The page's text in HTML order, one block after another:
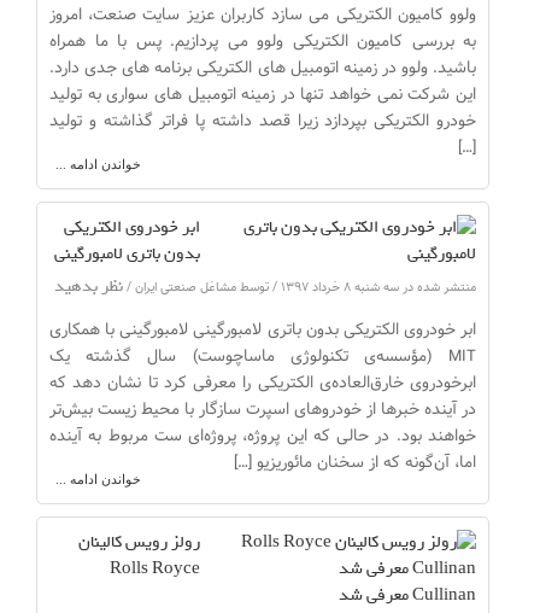
ولوو کامیون الکتریکی می سازد کاربران عزیز سایت صنعت، امروز
به بررسی کامیون الکتریکی ولوو می پردازیم. پس با ما همراه
باشید. ولوو در زمینه اتومبیل های الکتریکی برنامه های جدی دارد.
این شرکت نمی خواهد تنها در زمینه اتومبیل های سواری به تولید
خودرو الکتریکی بپردازد زیرا قصد داشته پا فراتر گذاشته و تولید
[…]
خواندن ادامه ...
ابر خودروی الکتریکی
بدون باتری لامبورگینی
منتشر شده در سه شنبه ۸ خرداد ۱۳۹۷ / توسط مشاغل صنعتی ایران / نظر بدهید
ابر خودروی الکتریکی بدون باتری لامبورگینی لامبورگینی با همکاری
MIT (مؤسسه‌ی تکنولوژی ماساچوست) سال گذشته یک
ابرخودروی خارق‌العاده‌ی الکتریکی را معرفی کرد تا نشان دهد که
در آینده خبرها از خودروهای اسپرت سازگار با محیط زیست بیش‌تر
خواهند بود. در حالی که این پروژه، پروژه‌ای ست مربوط به آینده
اما، آن‌گونه که از سخنان مائوریزیو […]
خواندن ادامه ...
رولز رویس کالینان
Rolls Royce
Cullinan معرفی شد